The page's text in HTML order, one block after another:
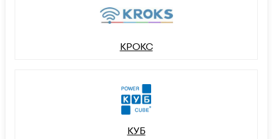
КРОКС
КУБ